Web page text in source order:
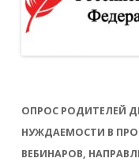
ОПРОС РОДИТЕЛЕЙ
НУЖДАЕМОСТИ В
ВЕБИНАРОВ,